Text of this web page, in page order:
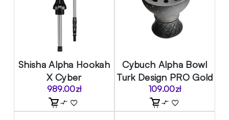
Shisha Alpha Hookah
X Cyber
989.00zł
Cybuch Alpha Bowl
Turk Design PRO Gold
109.00zł